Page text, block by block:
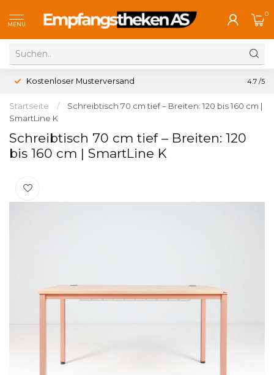
MENU
0
Kostenloser Musterversand 4.7 /5
Startseite /
Schreibtisch 70 cm tief – Breiten: 120 bis 160 cm |
SmartLine K
Schreibtisch 70 cm tief – Breiten: 120
bis 160 cm | SmartLine K